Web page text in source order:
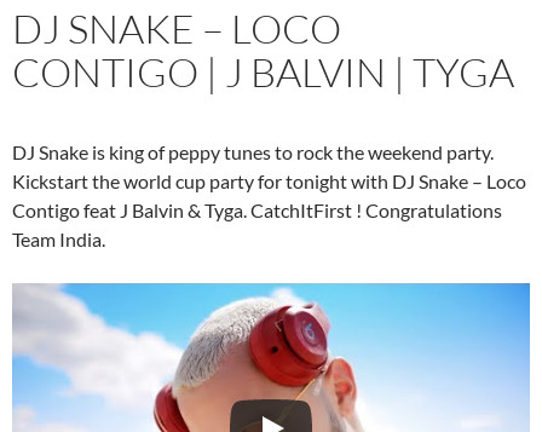
DJ SNAKE – LOCO
CONTIGO | J BALVIN | TYGA
DJ Snake is king of peppy tunes to rock the weekend party.
Kickstart the world cup party for tonight with DJ Snake – Loco
Contigo feat J Balvin & Tyga. CatchItFirst ! Congratulations
Team India.